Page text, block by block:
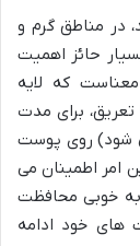
در مناطق گرم و
حائز اهمیت
که لایه
برای مدت
شود) روی پوست
امر اطمینان می
خوبی محافظت
های خود ادامه